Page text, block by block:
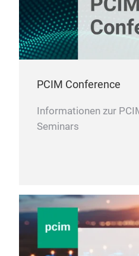
PCIM Conference
Informationen zur
Seminars